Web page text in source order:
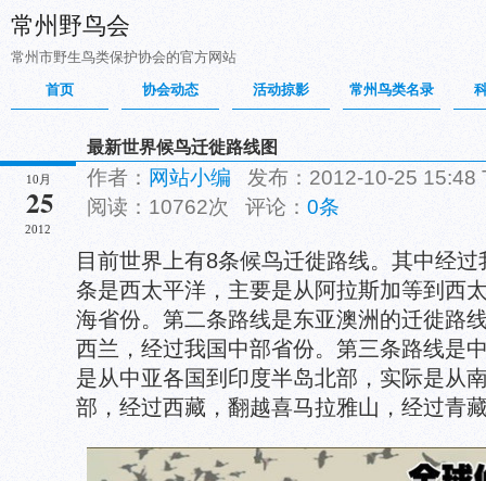
常州野鸟会
常州市野生鸟类保护协会的官方网站
首页
协会动态 活动掠影 常州鸟类名录
10月
25
2012
最新世界候鸟迁徙路线图
作者： 网站小编 发布：2012-10-25
阅读：10762次 评论： 0条
目前世界上有8条候鸟迁徙路线。其中经
条是西太平洋，主要是从阿拉斯加等到西
海省份。第二条路线是东亚澳洲的迁徙路
西兰，经过我国中部省份。第三条路线是
是从中亚各国到印度半岛北部，实际是从
部，经过西藏，翻越喜马拉雅山，经过青